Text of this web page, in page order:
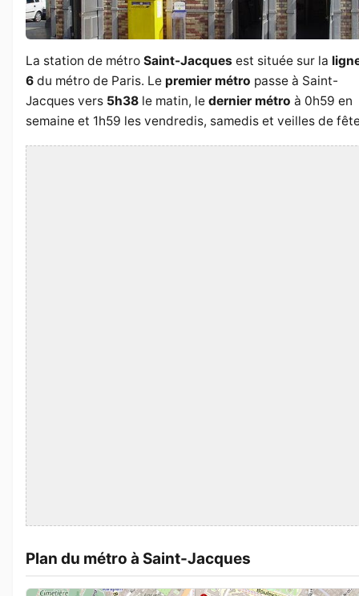
La station de métro Saint-Jacques est située sur la
6 du métro de Paris. Le premier métro passe à Saint-
Jacques vers 5h38 le matin, le dernier métro à 0h59 en
semaine et 1h59 les vendredis, samedis et veilles de
Plan du métro à Saint-Jacques